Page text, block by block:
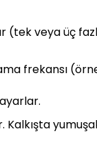
(tek veya üç
frekansı
Kalkışta